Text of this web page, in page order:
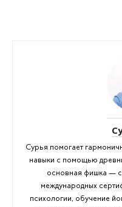
Сурья помогает
навыки с помощью
основная фишка —
международных
психологии, обучение